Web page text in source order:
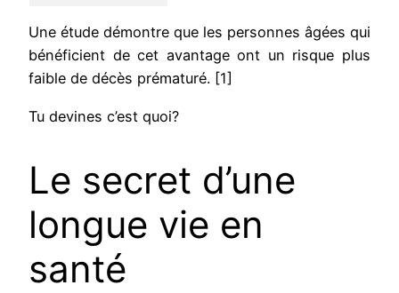
Une étude démontre que les personnes âgées qui
bénéficient de cet avantage ont un risque plus
faible de décès prématuré. [1]
Tu devines c’est quoi?
Le secret d’une
longue vie en
santé